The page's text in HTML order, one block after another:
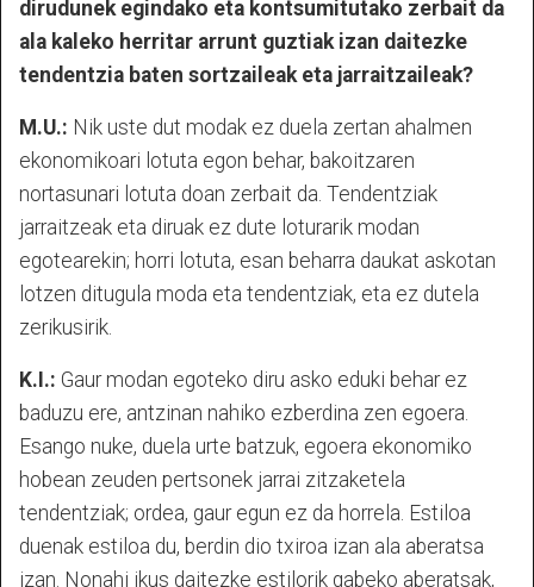
dirudunek egindako eta kontsumitutako zerbait da
ala kaleko herritar arrunt guztiak izan daitezke
tendentzia baten sortzaileak eta jarraitzaileak?
M.U.: Nik uste dut modak ez duela zertan ahalmen
ekonomikoari lotuta egon behar, bakoitzaren
nortasunari lotuta doan zerbait da. Tendentziak
jarraitzeak eta diruak ez dute loturarik modan
egotearekin; horri lotuta, esan beharra daukat askotan
lotzen ditugula moda eta tendentziak, eta ez dutela
zerikusirik.
K.I.: Gaur modan egoteko diru asko eduki behar ez
baduzu ere, antzinan nahiko ezberdina zen egoera.
Esango nuke, duela urte batzuk, egoera ekonomiko
hobean zeuden pertsonek jarrai zitzaketela
tendentziak; ordea, gaur egun ez da horrela. Estiloa
duenak estiloa du, berdin dio txiroa izan ala aberatsa
izan. Nonahi ikus daitezke estilorik gabeko aberatsak,